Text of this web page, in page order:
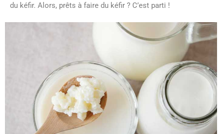
du kéfir. Alors, prêts à faire du kéfir ? C’est parti !